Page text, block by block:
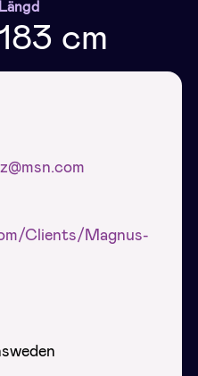
Längd
183 cm
Clients/Magnus-